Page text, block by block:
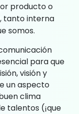
producto o
tanto interna
somos.
para que
visión y
un aspecto
clima
talentos (¡que